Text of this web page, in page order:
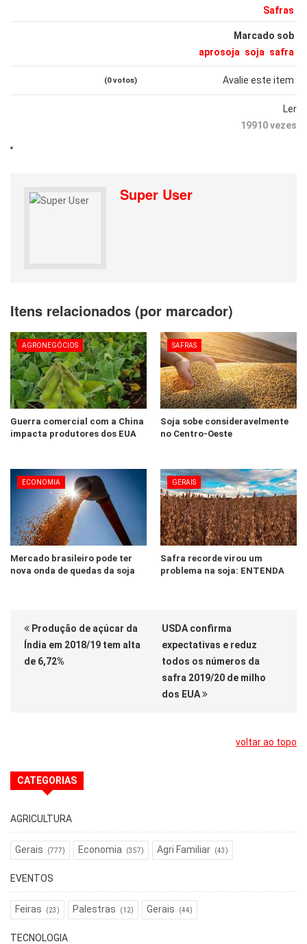
Safras
Marcado sob
aprosoja soja safra
Avalie este item
(0 votos)
Ler
19910 vezes
Super User
Itens relacionados (por marcador)
AGRONEGÓCIOS
Guerra comercial com a China
impacta produtores dos EUA
SAFRAS
Soja sobe consideravelmente
no Centro-Oeste
ECONOMIA
Mercado brasileiro pode ter
nova onda de quedas da soja
GERAIS
Safra recorde virou um
problema na soja: ENTENDA
Produção de açúcar da
Índia em 2018/19 tem alta
de 6,72%
USDA confirma
expectativas e reduz
todos os números da
safra 2019/20 de milho
dos EUA
voltar ao topo
CATEGORIAS
AGRICULTURA
Gerais (777) Economia (357) Agri Familiar (43)
EVENTOS
Feiras (23) Palestras (12) Gerais (44)
TECNOLOGIA